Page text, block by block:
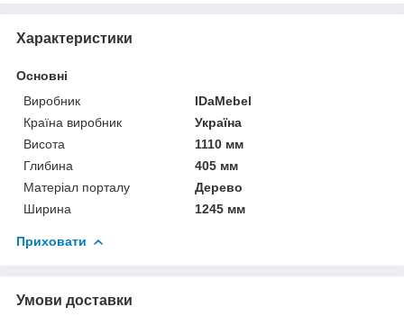
Характеристики
Основні
Виробник
IDaMebel
Країна виробник
Україна
Висота
1110 мм
Глибина
405 мм
Матеріал порталу
Дерево
Ширина
1245 мм
Приховати
Умови доставки